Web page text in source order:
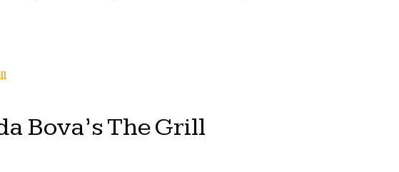
Bova’s The Grill